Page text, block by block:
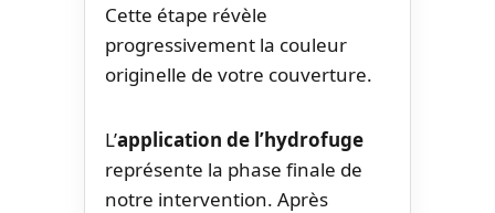
Cette étape révèle
progressivement la couleur
originelle de votre couverture.
L’application de l’hydrofuge
représente la phase finale de
notre intervention. Après